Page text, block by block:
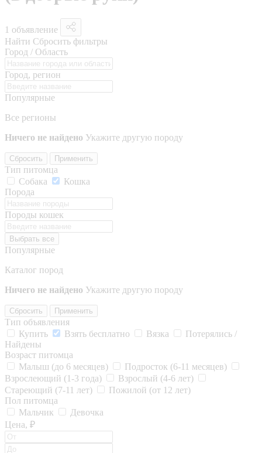
1 объявление
Найти Сбросить фильтры
Город / Область
Город, регион
Популярные
Все регионы
Ничего не найдено Укажите другую породу
Сбросить Применить
Тип питомца
Собака
Кошка
Порода
Породы кошек
Выбрать все
Популярные
Каталог пород
Ничего не найдено Укажите другую породу
Сбросить Применить
Тип объявления
Купить
Взять бесплатно Вязка
Потерялись /
Найдены
Возраст питомца
Малыш (до 6 месяцев)
Подросток (6-11 месяцев)
Взрослеющий (1-3 года)
Взрослый (4-6 лет)
Стареющий (7-11 лет)
Пожилой (от 12 лет)
Пол питомца
Мальчик
Девочка
Цена, ₽